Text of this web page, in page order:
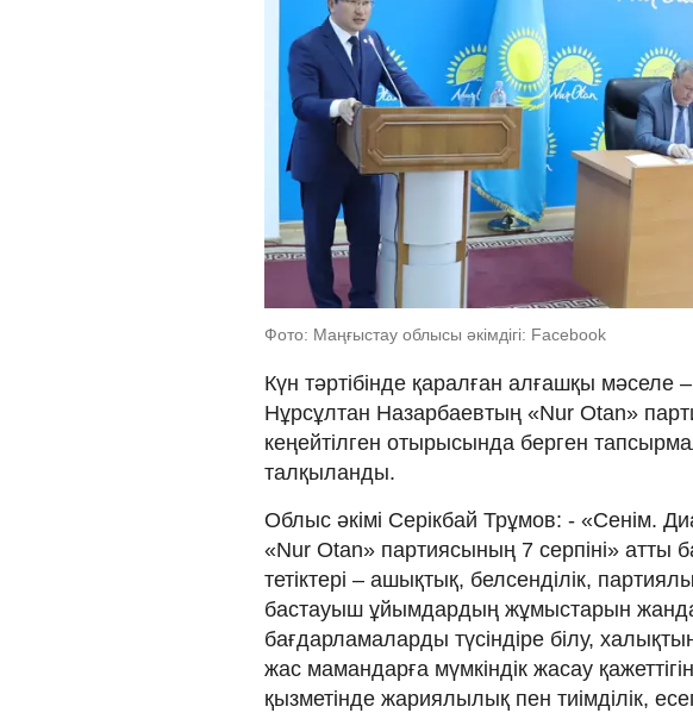
Фото: Маңғыстау облысы әкімдігі: Facebook
Күн тәртібінде қаралған алғашқы
Нұрсұлтан Назарбаевтың «Nur Otan»
кеңейтілген отырысында берген
талқыланды.
Облыс әкімі Серікбай Трұмов: - «Сенім.
«Nur Otan» партиясының 7 серпіні» атты
тетіктері – ашықтық, белсенділік,
бастауыш ұйымдардың жұмыстарын
бағдарламаларды түсіндіре білу,
жас мамандарға мүмкіндік жасау
қызметінде жариялылық пен тиімділік,